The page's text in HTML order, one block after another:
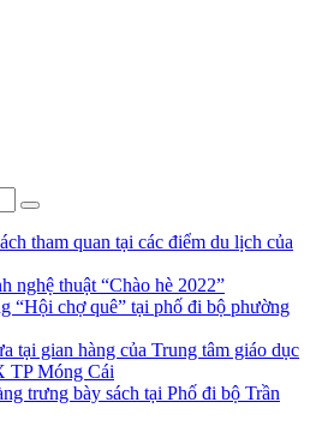
tham quan tại các điểm du lịch của
nghệ thuật “Chào hè 2022”
“Hội chợ quê” tại phố đi bộ phường
tại gian hàng của Trung tâm giáo dục
TP Móng Cái
trưng bày sách tại Phố đi bộ Trần